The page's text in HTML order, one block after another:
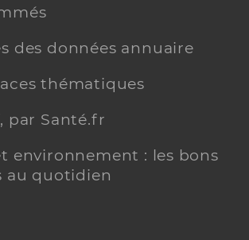
des données annuaire
thématiques
par Santé.fr
environnement : les bons
au quotidien